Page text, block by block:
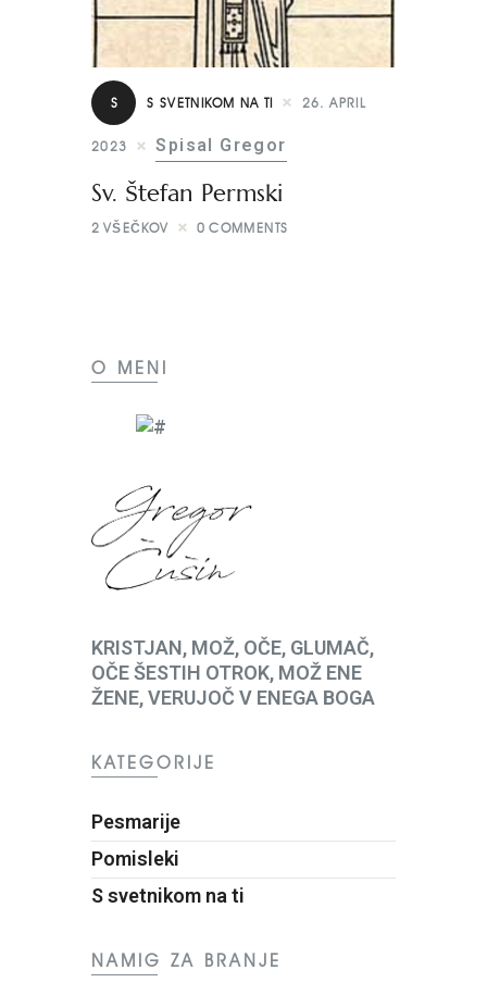
S S SVETNIKOM NA TI 26. APRIL
2023 Spisal Gregor
Sv. Štefan Permski
2 VŠEČKOV 0 COMMENTS
O MENI
KRISTJAN, MOŽ, OČE, GLUMAČ,
OČE ŠESTIH OTROK, MOŽ ENE
ŽENE, VERUJOČ V ENEGA BOGA
KATEGORIJE
Pesmarije
Pomisleki
S svetnikom na ti
NAMIG ZA BRANJE